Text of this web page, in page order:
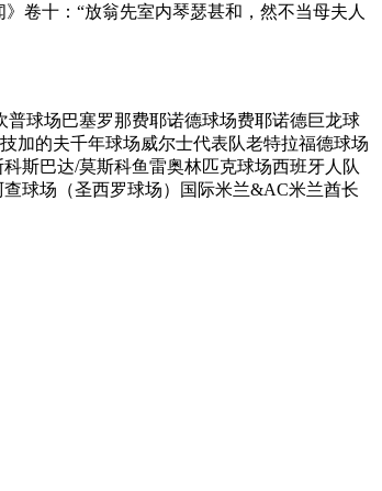
卷十：“放翁先室内琴瑟甚和，然不当母夫人
球场巴塞罗那费耶诺德球场费耶诺德巨龙球
加的夫千年球场威尔士代表队老特拉福德球场
斯巴达/莫斯科鱼雷奥林匹克球场西班牙人队
球场（圣西罗球场）国际米兰&AC米兰酋长